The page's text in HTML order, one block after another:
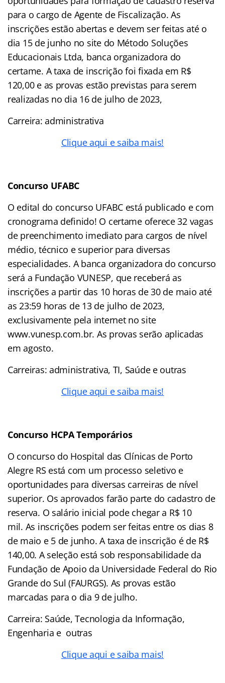
para o cargo de Agente de Fiscalização. As
inscrições estão abertas e devem ser feitas até o
dia 15 de junho no site do Método Soluções
Educacionais Ltda, banca organizadora do
certame. A taxa de inscrição foi fixada em R$
120,00 e as provas estão previstas para serem
realizadas no dia 16 de julho de 2023,
Carreira: administrativa
Clique aqui e saiba mais!
Concurso UFABC
O edital do concurso UFABC está publicado e com
cronograma definido! O certame oferece 32 vagas
de preenchimento imediato para cargos de nível
médio, técnico e superior para diversas
especialidades. A banca organizadora do concurso
será a Fundação VUNESP, que receberá as
inscrições a partir das 10 horas de 30 de maio até
as 23:59 horas de 13 de julho de 2023,
exclusivamente pela internet no site
www.vunesp.com.br. As provas serão aplicadas
em agosto.
Carreiras: administrativa, TI, Saúde e outras
Clique aqui e saiba mais!
Concurso HCPA Temporários
O concurso do Hospital das Clínicas de Porto
Alegre RS está com um processo seletivo e
oportunidades para diversas carreiras de nível
superior. Os aprovados farão parte do cadastro de
reserva. O salário inicial pode chegar a R$ 10
mil. As inscrições podem ser feitas entre os dias 8
de maio e 5 de junho. A taxa de inscrição é de R$
140,00. A seleção está sob responsabilidade da
Fundação de Apoio da Universidade Federal do Rio
Grande do Sul (FAURGS). As provas estão
marcadas para o dia 9 de julho.
Carreira: Saúde, Tecnologia da Informação,
Engenharia e outras
Clique aqui e saiba mais!